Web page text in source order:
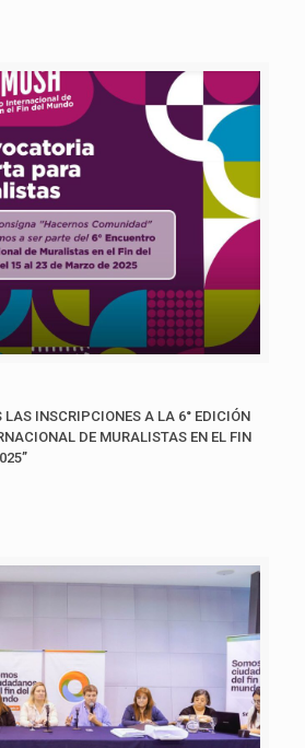
INSCRIPCIONES A LA 6° EDICIÓN
DE MURALISTAS EN EL FIN